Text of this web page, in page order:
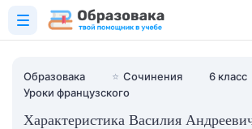
Образовака ⭐ Сочинения
6 класс
Уроки французского
Характеристика Василия